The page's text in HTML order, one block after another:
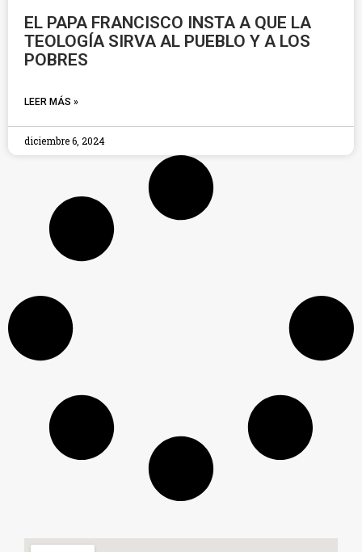
EL PAPA FRANCISCO INSTA A QUE LA
TEOLOGÍA SIRVA AL PUEBLO Y A LOS
POBRES
LEER MÁS »
diciembre 6, 2024